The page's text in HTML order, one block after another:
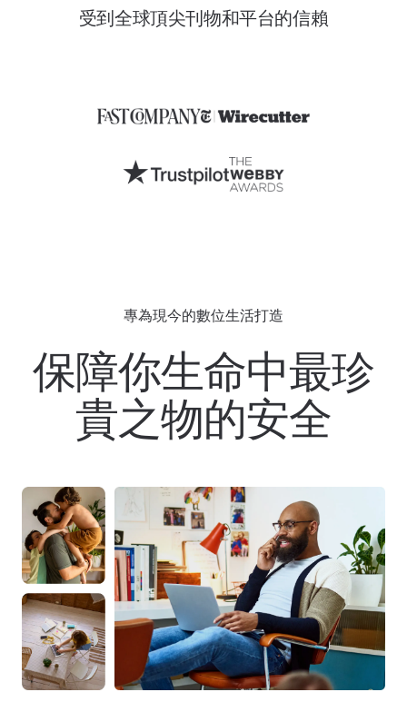
受到全球頂尖刊物和平台的信賴
專為現今的數位生活打造
保障你生命中最珍
貴之物的安全